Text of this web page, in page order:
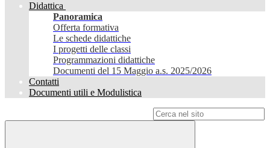
Didattica
Panoramica
Offerta formativa
Le schede didattiche
I progetti delle classi
Programmazioni didattiche
Documenti del 15 Maggio a.s. 2025/2026
Contatti
Documenti utili e Modulistica